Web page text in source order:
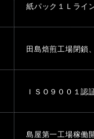
紙パック１Ｌライ
田島焙煎工場閉鎖
ＩＳＯ９００１認
島屋第一工場稼働